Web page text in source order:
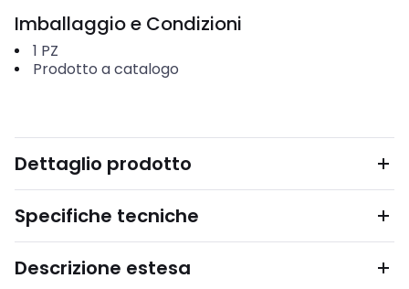
Imballaggio e Condizioni
1 PZ
Prodotto a catalogo
Dettaglio prodotto
Specifiche tecniche
Descrizione estesa